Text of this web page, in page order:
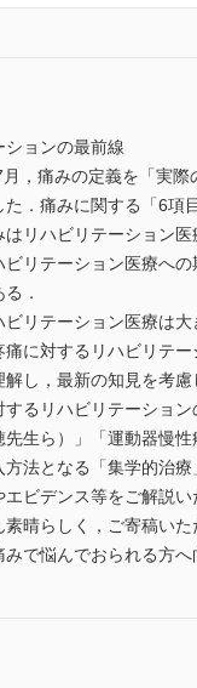
ョンの最前線
，痛みの定義を「実際
．痛みに関する「6項
リハビリテーション
リテーション医療へ
．
リテーション医療は
に対するリハビリテ
し，最新の知見を考慮
るリハビリテーショ
生ら）」「運動器慢
法となる「集学的治
ビデンス等をご解説
晴らしく，ご寄稿い
で悩んでおられる方